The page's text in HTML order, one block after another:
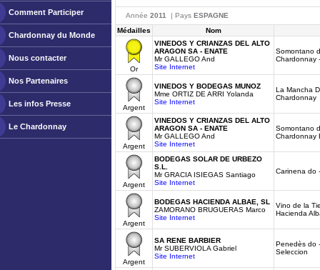
Comment Participer
Chardonnay du Monde
Nous contacter
Nos Partenaires
Les infos Presse
Le Chardonnay
Année 2011 | Pays ESPAGNE
Médailles
Nom
Or
VINEDOS Y CRIANZAS DEL ALTO
ARAGON SA - ENATE
Mr GALLEGO And
Site Internet
Somontano
Chardonnay
Argent
VINEDOS Y BODEGAS MUNOZ
Mme ORTIZ DE ARRI Yolanda
Site Internet
La Mancha
Chardonnay
Argent
VINEDOS Y CRIANZAS DEL ALTO
ARAGON SA - ENATE
Mr GALLEGO And
Site Internet
Somontano
Chardonnay
Argent
BODEGAS SOLAR DE URBEZO
S.L.
Mr GRACIA ISIEGAS Santiago
Site Internet
Carinena do
Argent
BODEGAS HACIENDA ALBAE, SL
ZAMORANO BRUGUERAS Marco
Site Internet
Vino de la
Hacienda
Argent
SA RENE BARBIER
Mr SUBERVIOLA Gabriel
Site Internet
Penedès do
Seleccion